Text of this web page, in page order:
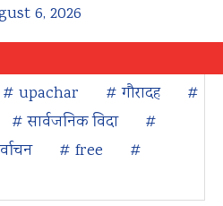
6, 2026
# upachar # गौरादह
#
# सार्वजनिक विदा
#
# free
#